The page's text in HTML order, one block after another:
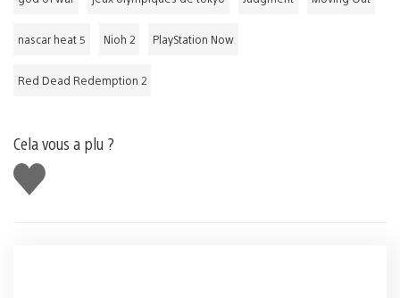
nascar heat 5 Nioh 2 PlayStation Now
Red Dead Redemption 2
Cela vous a plu ?
J'aime